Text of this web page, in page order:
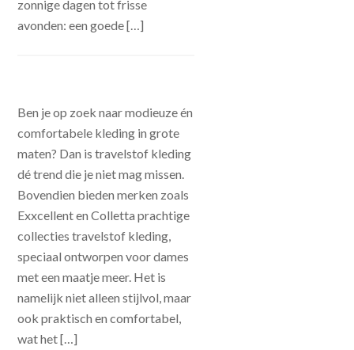
zonnige dagen tot frisse
avonden: een goede […]
Ben je op zoek naar modieuze én
comfortabele kleding in grote
maten? Dan is travelstof kleding
dé trend die je niet mag missen.
Bovendien bieden merken zoals
Exxcellent en Colletta prachtige
collecties travelstof kleding,
speciaal ontworpen voor dames
met een maatje meer. Het is
namelijk niet alleen stijlvol, maar
ook praktisch en comfortabel,
wat het […]